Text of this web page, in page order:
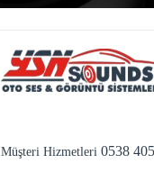
Müşteri Hizmetleri0538